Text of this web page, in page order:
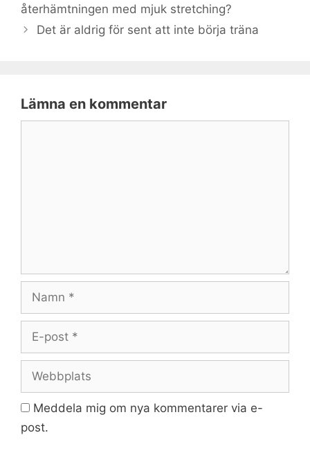
återhämtningen med mjuk stretching?
Det är aldrig för sent att inte börja träna
Lämna en kommentar
post
Meddela mig om nya kommentarer via e-
post.